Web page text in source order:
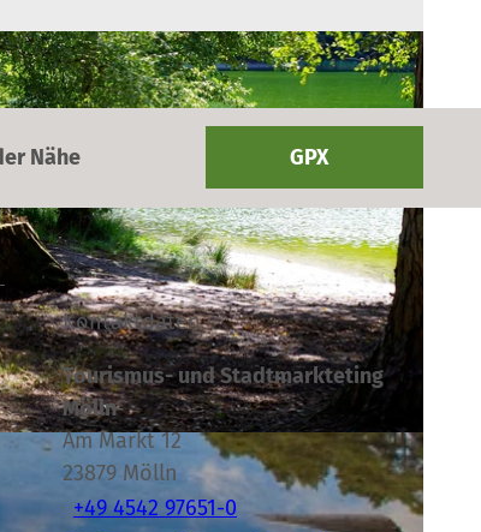
Nähe GPX
Kontaktdaten
Tourismus- und Stadtmarkteting
Mölln
Am Markt 12
23879 Mölln
+49 4542 97651-0